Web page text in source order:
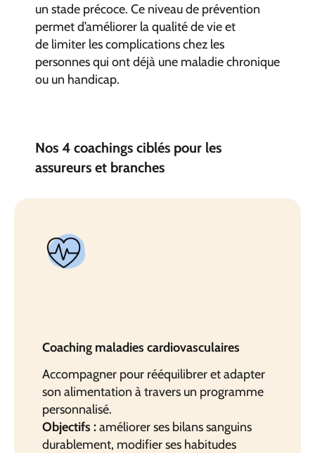
un stade précoce. Ce niveau de prévention
permet d’améliorer la qualité de vie et
de limiter les complications chez les
personnes qui ont déjà une maladie chronique
ou un handicap.
Nos 4 coachings ciblés pour les
assureurs et branches
Coaching maladies cardiovasculaires
Accompagner pour rééquilibrer et adapter
son alimentation à travers un programme
personnalisé.
Objectifs :améliorer ses bilans sanguins
durablement, modifier ses habitudes